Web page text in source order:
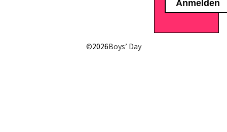
©2026Boys’ Day